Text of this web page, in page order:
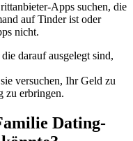
Apps suchen, die
auf Tinder ist oder
nicht.
darauf ausgelegt sind,
versuchen, Ihr Geld zu
zu erbringen.
Dating-